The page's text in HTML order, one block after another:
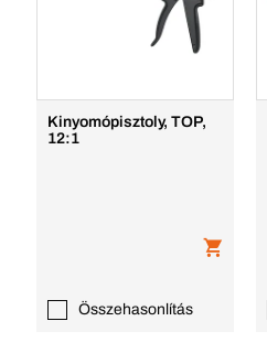
Kinyomópisztoly, TOP,
12:1
Összehasonlítás